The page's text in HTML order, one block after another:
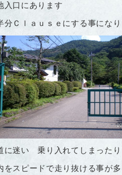
口にあります
分Ｃｌａｕｓｅにする事にな
に迷い 乗り入れてしまったり
をスピードで走り抜ける事が